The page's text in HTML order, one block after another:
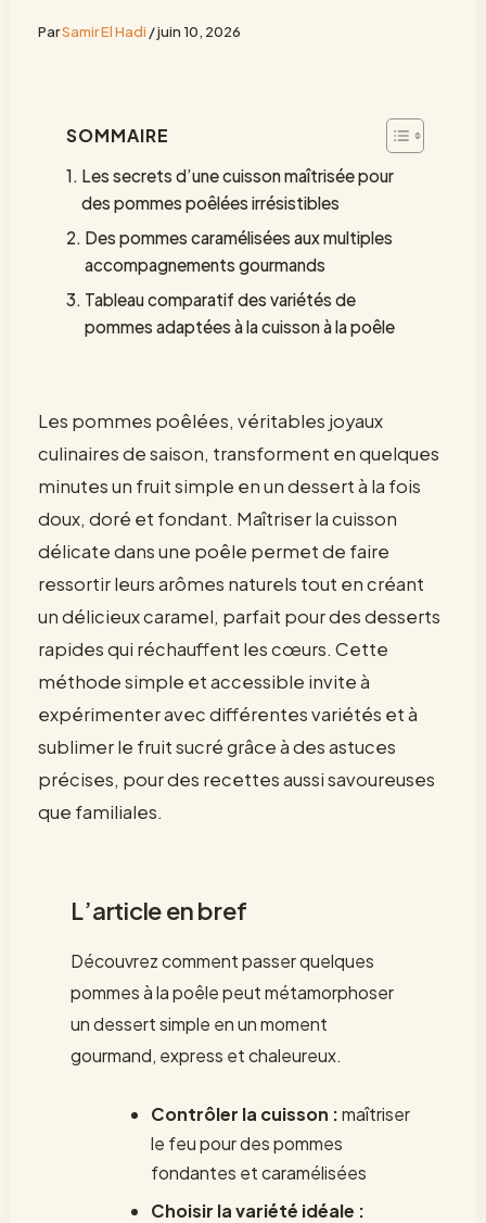
ParSamir El Hadi /juin 10, 2026
SOMMAIRE
Les secrets d’une cuisson maîtrisée pour
des pommes poêlées irrésistibles
Des pommes caramélisées aux multiples
accompagnements gourmands
Tableau comparatif des variétés de
pommes adaptées à la cuisson à la poêle
Les pommes poêlées, véritables joyaux
culinaires de saison, transforment en quelques
minutes un fruit simple en un dessert à la fois
doux, doré et fondant. Maîtriser la cuisson
délicate dans une poêle permet de faire
ressortir leurs arômes naturels tout en créant
un délicieux caramel, parfait pour des desserts
rapides qui réchauffent les cœurs. Cette
méthode simple et accessible invite à
expérimenter avec différentes variétés et à
sublimer le fruit sucré grâce à des astuces
précises, pour des recettes aussi savoureuses
que familiales.
L’article en bref
Découvrez comment passer quelques
pommes à la poêle peut métamorphoser
un dessert simple en un moment
gourmand, express et chaleureux.
Contrôler la cuisson :maîtriser
le feu pour des pommes
fondantes et caramélisées
Choisir la variété idéale :